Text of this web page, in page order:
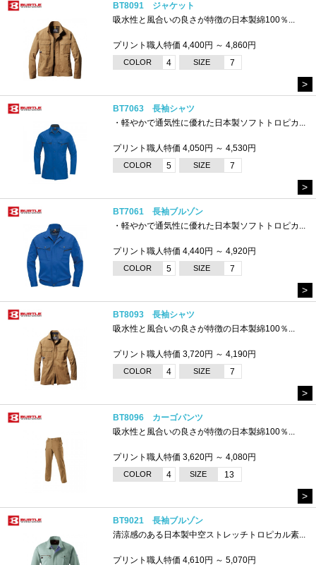
BT8091 ジャケット
吸水性と風合いの良さが特徴の日本製綿100％...
プリント職人特価 4,400円 ～ 4,860円
COLOR 4 SIZE 7
>
BT7063 長袖シャツ
・軽やかで通気性に優れた日本製ソフトトロピカ...
プリント職人特価 4,050円 ～ 4,530円
COLOR 5 SIZE 7
>
BT7061 長袖ブルゾン
・軽やかで通気性に優れた日本製ソフトトロピカ...
プリント職人特価 4,440円 ～ 4,920円
COLOR 5 SIZE 7
>
BT8093 長袖シャツ
吸水性と風合いの良さが特徴の日本製綿100％...
プリント職人特価 3,720円 ～ 4,190円
COLOR 4 SIZE 7
>
BT8096 カーゴパンツ
吸水性と風合いの良さが特徴の日本製綿100％...
プリント職人特価 3,620円 ～ 4,080円
COLOR 4 SIZE 13
>
BT9021 長袖ブルゾン
清涼感のある日本製中空ストレッチトロピカル素...
プリント職人特価 4,610円 ～ 5,070円